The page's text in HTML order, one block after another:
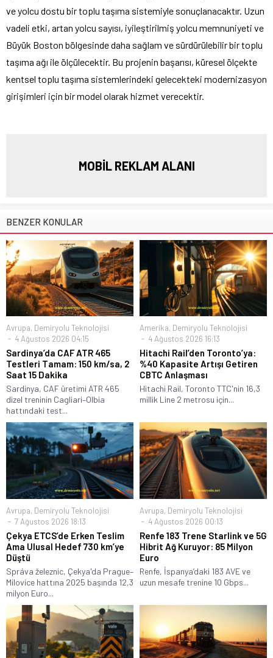
ve yolcu dostu bir toplu taşıma sistemiyle sonuçlanacaktır. Uzun
vadeli etki, artan yolcu sayısı, iyileştirilmiş yolcu memnuniyeti ve
Büyük Boston bölgesinde daha sağlam ve sürdürülebilir bir toplu
taşıma ağı ile ölçülecektir. Bu projenin başarısı, küresel ölçekte
kentsel toplu taşıma sistemlerindeki gelecekteki modernizasyon
girişimleri için bir model olarak hizmet verecektir.
MOBİL REKLAM ALANI
BENZER KONULAR
Avrupa, Demiryolu Teknolojisi
4 Ağustos 2026 04:15
Sardinya’da CAF ATR 465
Testleri Tamam: 150 km/sa, 2
Saat 15 Dakika
Sardinya, CAF üretimi ATR 465
dizel treninin Cagliari–Olbia
hattındaki test...
Amerika, Demiryolu Teknolojisi
4 Ağustos 2026 16:13
Hitachi Rail’den Toronto’ya:
%40 Kapasite Artışı Getiren
CBTC Anlaşması
Hitachi Rail, Toronto TTC'nin 16,3
millik Line 2 metrosu için...
Avrupa, Demiryolu Teknolojisi
7 Ağustos 2026 18:13
Çekya ETCS’de Erken Teslim
Ama Ulusal Hedef 730 km’ye
Düştü
Správa železnic, Çekya'da Prague–
Milovice hattına 2025 başında 12,3
milyon Euro...
Avrupa, Demiryolu Teknolojisi
4 Ağustos 2026 00:13
Renfe 183 Trene Starlink ve 5G
Hibrit Ağ Kuruyor: 85 Milyon
Euro
Renfe, İspanya’daki 183 AVE ve
uzun mesafe trenine 10 Gbps...